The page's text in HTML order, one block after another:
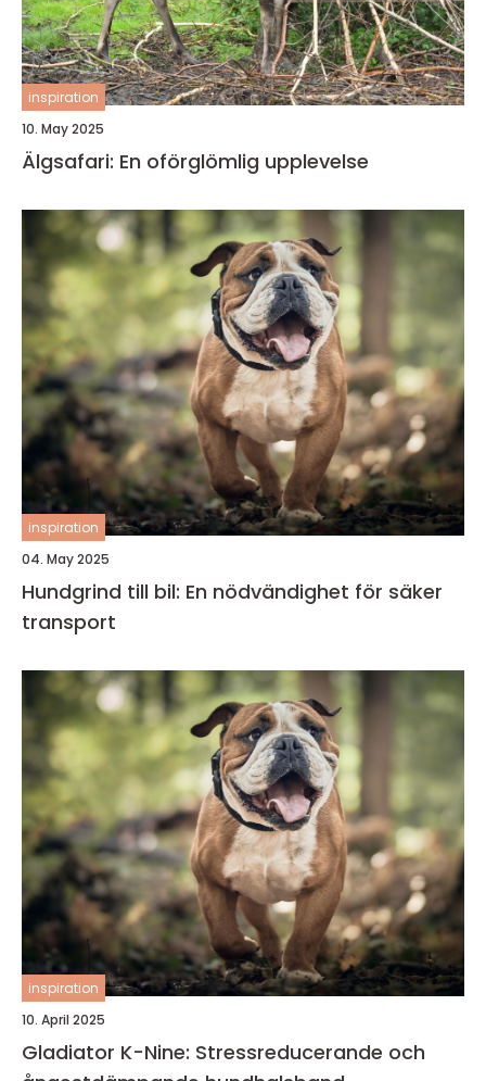
inspiration
10. May 2025
Älgsafari: En oförglömlig upplevelse
inspiration
04. May 2025
Hundgrind till bil: En nödvändighet för säker
transport
inspiration
10. April 2025
Gladiator K-Nine: Stressreducerande och